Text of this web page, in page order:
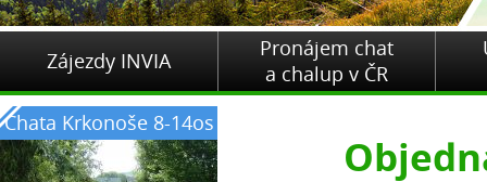
Zájezdy INVIA
Pronájem chat
a chalup v ČR
Chata Krkonoše 8-14os